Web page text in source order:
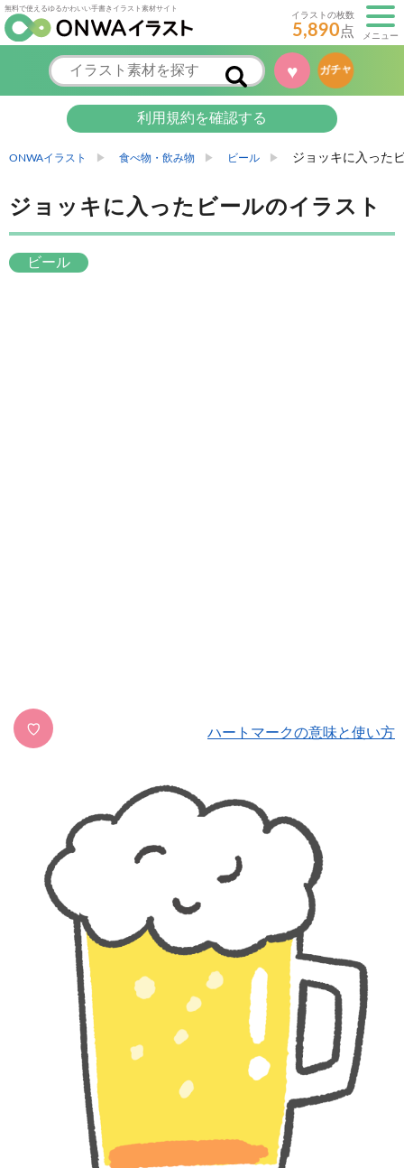
無料で使えるゆるかわいい手書きイラスト素材サイト
イラストの枚数
5,890点 メニュー
♥ ガチャ
利用規約を確認する
ONWAイラスト 食べ物・飲み物 ビール ジョッキに入った
ジョッキに入ったビールのイラスト
ビール
♡ ハートマークの意味と使い方